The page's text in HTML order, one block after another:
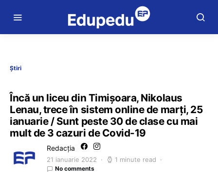
Știri
Încă un liceu din Timișoara, Nikolaus
Lenau, trece în sistem online de marți, 25
ianuarie / Sunt peste 30 de clase cu mai
mult de 3 cazuri de Covid-19
Redacția
21 ianuarie 2022 1 minute read
No comments